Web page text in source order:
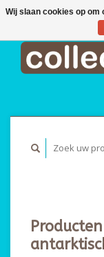
Wij slaan cookies op om